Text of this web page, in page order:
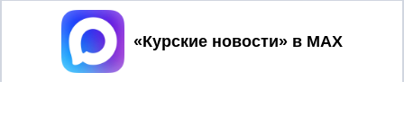
Принять